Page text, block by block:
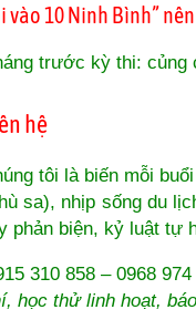
vào 10 Ninh Bình”
trước kỳ thi: củng
hệ
tôi là biến mỗi
sa), nhịp sống du
phản biện, kỷ luật tự
310 858 – 0968
học thử linh hoạt,